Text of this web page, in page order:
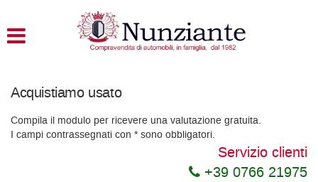
ACQUISTIAMO USATO
Acquistiamo usato
Compila il modulo per ricevere una valutazione gratuita.
I campi contrassegnati con * sono obbligatori.
Servizio clienti
+39 0766 21975